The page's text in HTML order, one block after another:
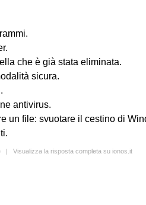
che è già stata eliminata.
sicura.
antivirus.
un file: svuotare il cestino di
| Visualizza la risposta completa su ionos.it